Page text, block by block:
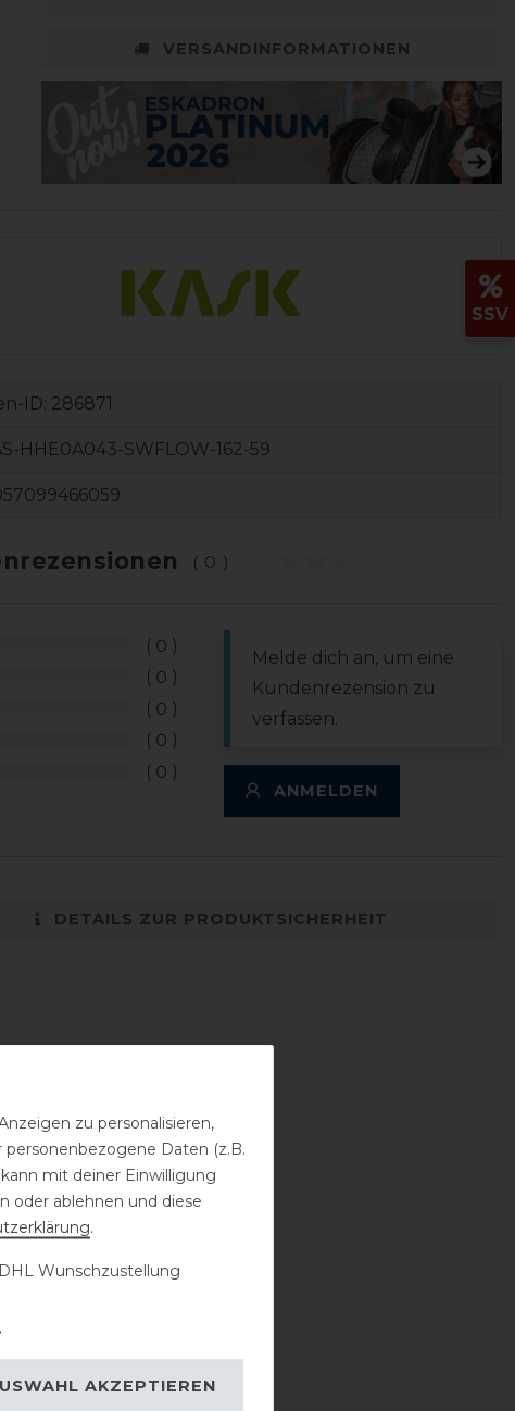
VERSANDINFORMATIONEN
ID: 286871
HHE0A043-SWFLOW-162-59
(0)
0
0
0
0
0
Melde dich an, um eine
Kundenrezension zu
verfassen.
ANMELDEN
DETAILS ZUR PRODUKTSICHERHEIT
SSV
zu personalisieren,
Daten (z.B.
mit deiner Einwilligung
oder ablehnen und diese
.
DHL Wunschzustellung
AKZEPTIEREN